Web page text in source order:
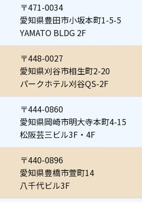
〒471-0034
愛知県豊田市小坂本町1-5-5
YAMATO BLDG 2F
〒448-0027
愛知県刈谷市相生町2-20
パークホテル刈谷QS-2F
〒444-0860
愛知県岡崎市明大寺本町4-15
松阪芸三ビル3F・4F
〒440-0896
愛知県豊橋市萱町14
八千代ビル3F